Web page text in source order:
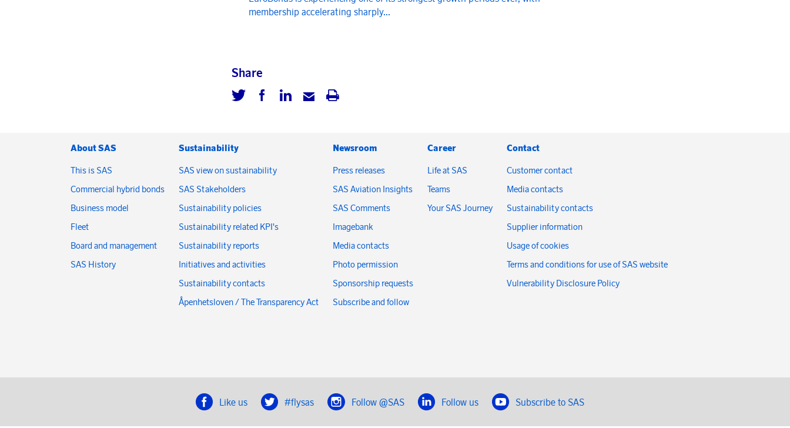
membership accelerating sharply...
Share
About SAS
This is SAS
Commercial hybrid bonds
Business model
Fleet
Board and management
SAS History
Sustainability
SAS view on sustainability
SAS Stakeholders
Sustainability policies
Sustainability related KPI's
Sustainability reports
Initiatives and activities
Sustainability contacts
Åpenhetsloven / The Transparency Act
Newsroom
Press releases
SAS Aviation Insights
SAS Comments
Imagebank
Media contacts
Photo permission
Sponsorship requests
Subscribe and follow
Career
Life at SAS
Teams
Your SAS Journey
Contact
Customer contact
Media contacts
Sustainability contacts
Supplier information
Usage of cookies
Terms and conditions for use of SAS website
Vulnerability Disclosure Policy
Like us #flysas Follow @SAS Follow us Subscribe to SAS